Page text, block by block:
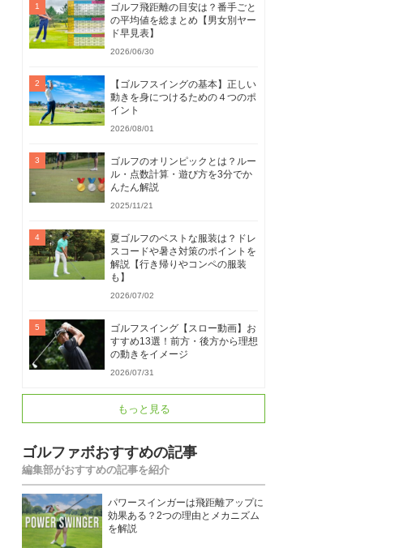
ゴルフ飛距離の目安は？番手ごと
の平均値を総まとめ【男女別ヤー
ド早見表】
2026/06/30
【ゴルフスイングの基本】正しい
動きを身につけるための４つのポ
イント
2026/08/01
ゴルフのオリンピックとは？ルー
ル・点数計算・遊び方を3分でか
んたん解説
2025/11/21
夏ゴルフのベストな服装は？ドレ
スコードや暑さ対策のポイントを
解説【行き帰りやコンペの服装
も】
2026/07/02
ゴルフスイング【スロー動画】お
すすめ13選！前方・後方から理想
の動きをイメージ
2026/07/31
もっと見る
ゴルファボおすすめの記事
編集部がおすすめの記事を紹介
パワースインガーは飛距離アップに
効果ある？2つの理由とメカニズム
を解説